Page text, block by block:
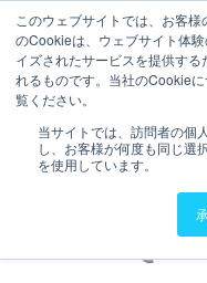
このウェブサイトでは、お客
のCookieは、ウェブサイト体
イズされたサービスを提供す
れるものです。当社のCookie
覧ください。
当サイトでは、訪問者の個
し、お客様が何度も同じ選
を使用しています。
3分で読むことができます。
ライトテー
集したデ
Slackに連
Table+Qlik